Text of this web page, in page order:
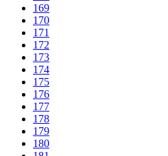
169
170
171
172
173
174
175
176
177
178
179
180